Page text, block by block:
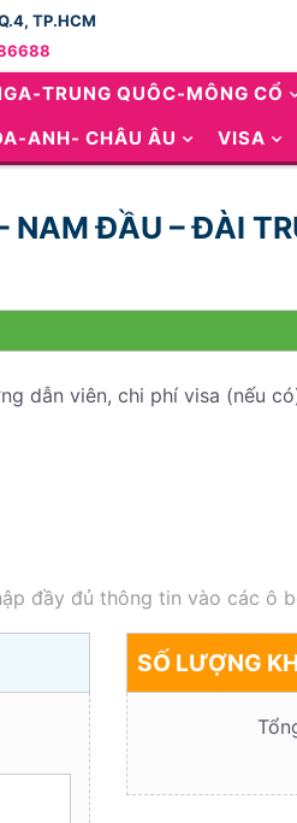
TP.HCM
TRUNG QUÔC-MÔNG CỔ
ANH- CHÂU ÂU VISA
ĐẦU – ĐÀI
dẫn viên, chi phí visa (nếu
đầy đủ thông tin vào các ô
SỐ LƯỢNG